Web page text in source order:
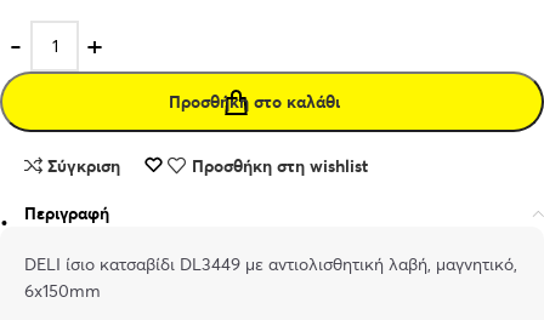
Προσθήκη στο καλάθι
Σύγκριση Προσθήκη στη wishlist
Περιγραφή
DELI ίσιο κατσαβίδι DL3449 με αντιολισθητική λαβή, μαγνητικό,
6x150mm